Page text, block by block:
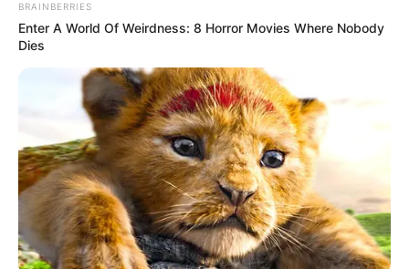
BRAINBERRIES
Enter A World Of Weirdness: 8 Horror Movies Where Nobody
Dies